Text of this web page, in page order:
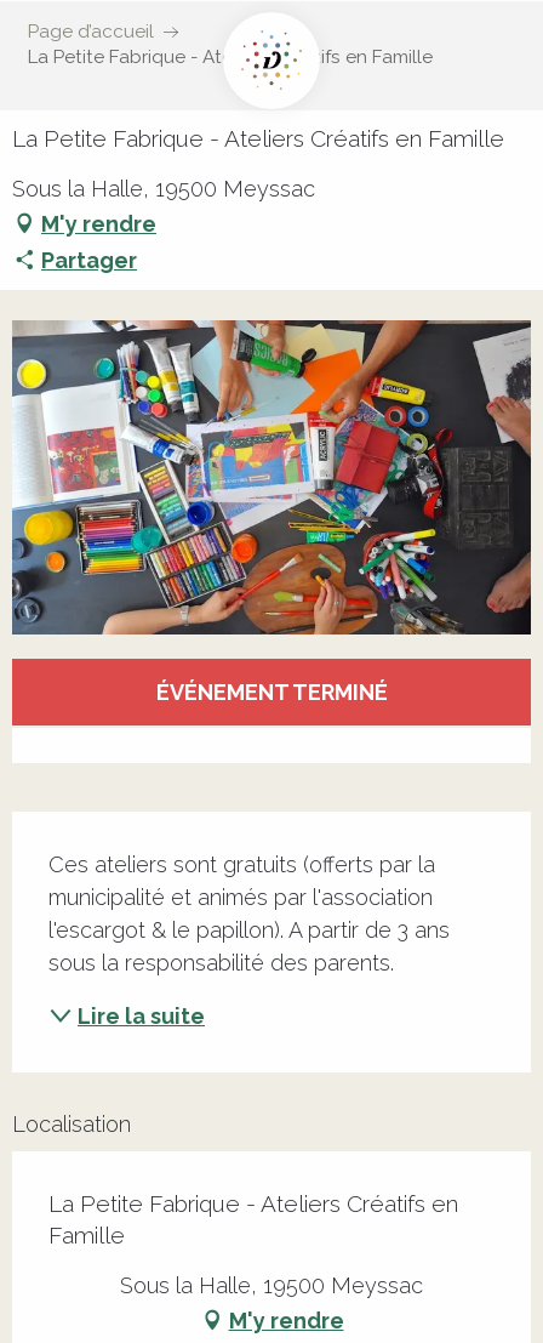
Page d’accueil
La Petite Fabrique - Ateliers Créatifs en Famille
La Petite Fabrique - Ateliers Créatifs en Famille
Sous la Halle, 19500 Meyssac
M'y rendre
Partager
Ouverture et coordonnées
ÉVÉNEMENT TERMINÉ
Ces ateliers sont gratuits (offerts par la
municipalité et animés par l'association
l'escargot & le papillon). A partir de 3 ans
sous la responsabilité des parents.
Lire la suite
Localisation
La Petite Fabrique - Ateliers Créatifs en
Famille
Sous la Halle, 19500 Meyssac
M'y rendre